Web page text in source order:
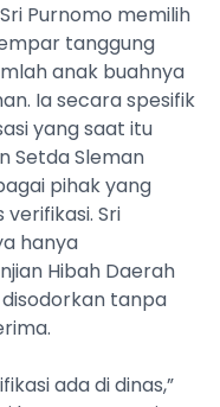
Purnomo memilih
tanggung
anak buahnya
Ia secara spesifik
yang saat itu
Setda Sleman
pihak yang
Sri
hanya
Hibah Daerah
tanpa
ada di dinas,”